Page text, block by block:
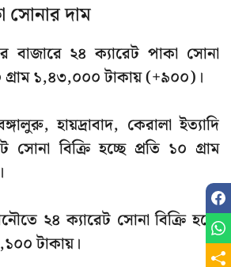
সোনার দাম
২৪ ক্যারেট পাকা সোনা
গ্রাম ১,৪৩,০০০ টাকায় (+৯০০)।
হায়দ্রাবাদ, কেরালা ইত্যাদি
সোনা বিক্রি হচ্ছে প্রতি ১০ গ্রাম
২৪ ক্যারেট সোনা বিক্রি হচ্ছে
টাকায়।